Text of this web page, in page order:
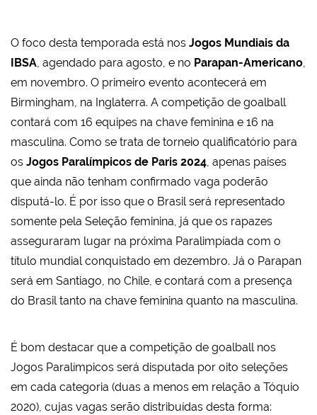
O foco desta temporada está nos Jogos Mundiais da
IBSA, agendado para agosto, e no Parapan-Americano,
em novembro. O primeiro evento acontecerá em
Birmingham, na Inglaterra. A competição de goalball
contará com 16 equipes na chave feminina e 16 na
masculina. Como se trata de torneio qualificatório para
os Jogos Paralímpicos de Paris 2024, apenas países
que ainda não tenham confirmado vaga poderão
disputá-lo. É por isso que o Brasil será representado
somente pela Seleção feminina, já que os rapazes
asseguraram lugar na próxima Paralimpíada com o
título mundial conquistado em dezembro. Já o Parapan
será em Santiago, no Chile, e contará com a presença
do Brasil tanto na chave feminina quanto na masculina.
É bom destacar que a competição de goalball nos
Jogos Paralímpicos será disputada por oito seleções
em cada categoria (duas a menos em relação a Tóquio
2020), cujas vagas serão distribuídas desta forma: